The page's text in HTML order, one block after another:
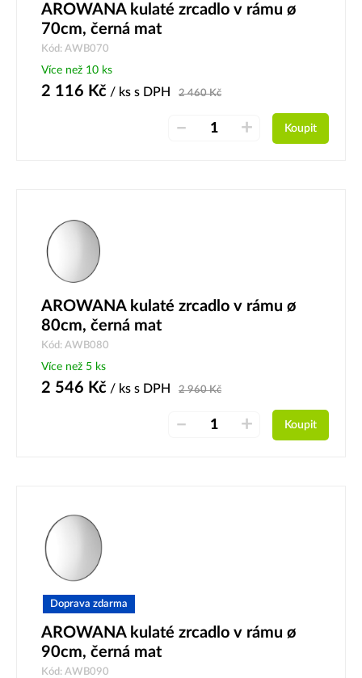
AROWANA kulaté zrcadlo v rámu ø
70cm, černá mat
Kód: AWB070
Více než 10 ks
2 116 Kč / ks s DPH 2 460Kč
– + Koupit
AROWANA kulaté zrcadlo v rámu ø
80cm, černá mat
Kód: AWB080
Více než 5 ks
2 546 Kč / ks s DPH 2 960Kč
– + Koupit
Doprava zdarma
AROWANA kulaté zrcadlo v rámu ø
90cm, černá mat
Kód: AWB090